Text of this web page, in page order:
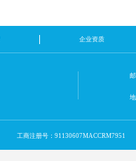
企业资质
工商注册号：91130607MACCRM7951